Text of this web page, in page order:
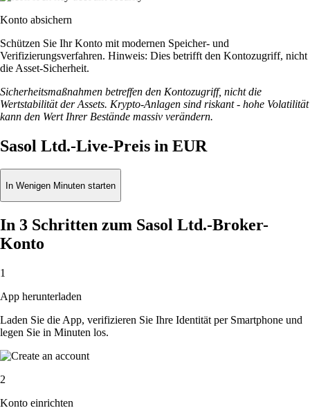
Konto absichern
Schützen Sie Ihr Konto mit modernen Speicher- und
Verifizierungsverfahren. Hinweis: Dies betrifft den Kontozugriff, nicht
die Asset-Sicherheit.
Sicherheitsmaßnahmen betreffen den Kontozugriff, nicht die
Wertstabilität der Assets. Krypto-Anlagen sind riskant - hohe Volatilität
kann den Wert Ihrer Bestände massiv verändern.
Sasol Ltd.-Live-Preis in EUR
In Wenigen Minuten starten
In 3 Schritten zum Sasol Ltd.-Broker-
Konto
1
App herunterladen
Laden Sie die App, verifizieren Sie Ihre Identität per Smartphone und
legen Sie in Minuten los.
2
Konto einrichten